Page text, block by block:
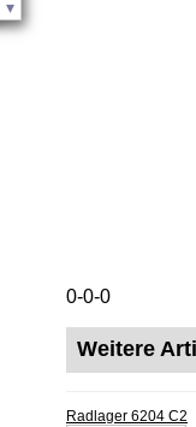
0-0-0
Weitere
Radlager 6204 C2